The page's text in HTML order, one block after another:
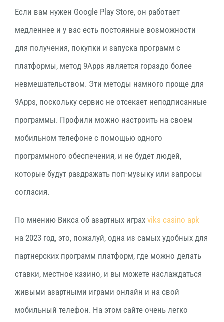
Если вам нужен Google Play Store, он работает
медленнее и у вас есть постоянные возможности
для получения, покупки и запуска программ с
платформы, метод 9Apps является гораздо более
невмешательством. Эти методы намного проще для
9Apps, поскольку сервис не отсекает неподписанные
программы. Профили можно настроить на своем
мобильном телефоне с помощью одного
программного обеспечения, и не будет людей,
которые будут раздражать поп-музыку или запросы
согласия.
По мнению Викса об азартных играх viks casino apk
на 2023 год, это, пожалуй, одна из самых удобных для
партнерских программ платформ, где можно делать
ставки, местное казино, и вы можете наслаждаться
живыми азартными играми онлайн и на свой
мобильный телефон. На этом сайте очень легко